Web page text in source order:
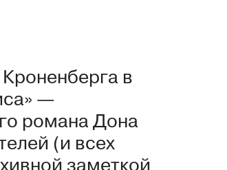
в
—
романа Дона
(и всех